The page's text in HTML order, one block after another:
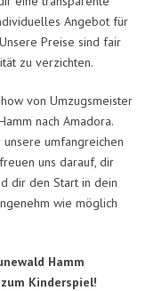
Angebot für
Preise sind fair
zu verzichten.
von Umzugsmeister
nach Amadora.
umfangreichen
uns darauf, dir
dir den Start in dein
wie möglich
Hamm
Kinderspiel!